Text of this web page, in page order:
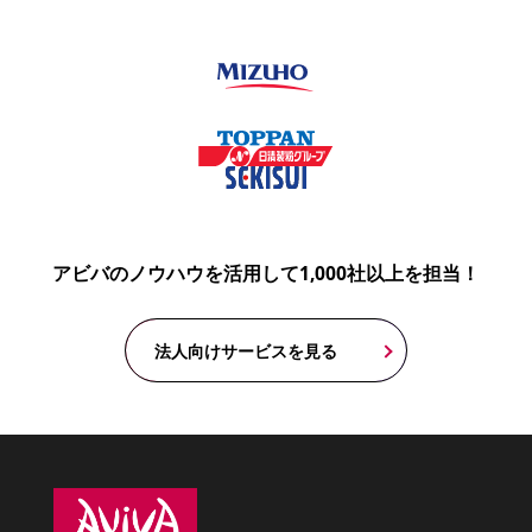
アビバのノウハウを活用して1,000社以上を担当！
法人向けサービスを見る